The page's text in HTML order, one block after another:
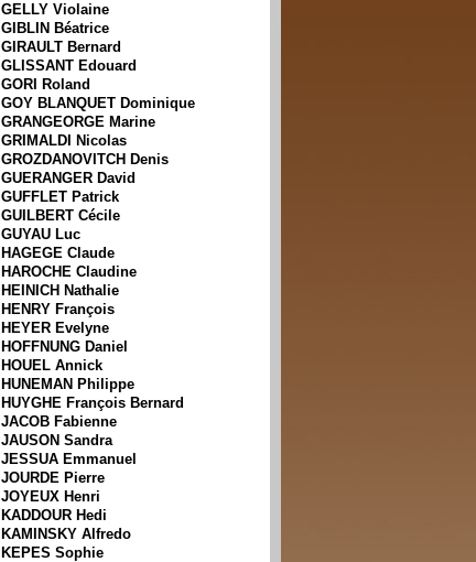
GELLY Violaine
GIBLIN Béatrice
GIRAULT Bernard
GLISSANT Edouard
GORI Roland
GOY BLANQUET Dominique
GRANGEORGE Marine
GRIMALDI Nicolas
GROZDANOVITCH Denis
GUERANGER David
GUFFLET Patrick
GUILBERT Cécile
GUYAU Luc
HAGEGE Claude
HAROCHE Claudine
HEINICH Nathalie
HENRY François
HEYER Evelyne
HOFFNUNG Daniel
HOUEL Annick
HUNEMAN Philippe
HUYGHE François Bernard
JACOB Fabienne
JAUSON Sandra
JESSUA Emmanuel
JOURDE Pierre
JOYEUX Henri
KADDOUR Hedi
KAMINSKY Alfredo
KEPES Sophie